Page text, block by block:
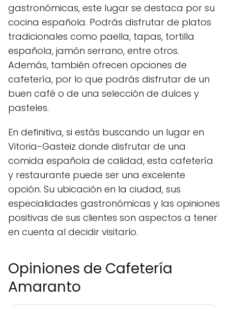
gastronómicas, este lugar se destaca por su
cocina española. Podrás disfrutar de platos
tradicionales como paella, tapas, tortilla
española, jamón serrano, entre otros.
Además, también ofrecen opciones de
cafetería, por lo que podrás disfrutar de un
buen café o de una selección de dulces y
pasteles.
En definitiva, si estás buscando un lugar en
Vitoria-Gasteiz donde disfrutar de una
comida española de calidad, esta cafetería
y restaurante puede ser una excelente
opción. Su ubicación en la ciudad, sus
especialidades gastronómicas y las opiniones
positivas de sus clientes son aspectos a tener
en cuenta al decidir visitarlo.
Opiniones de Cafetería
Amaranto